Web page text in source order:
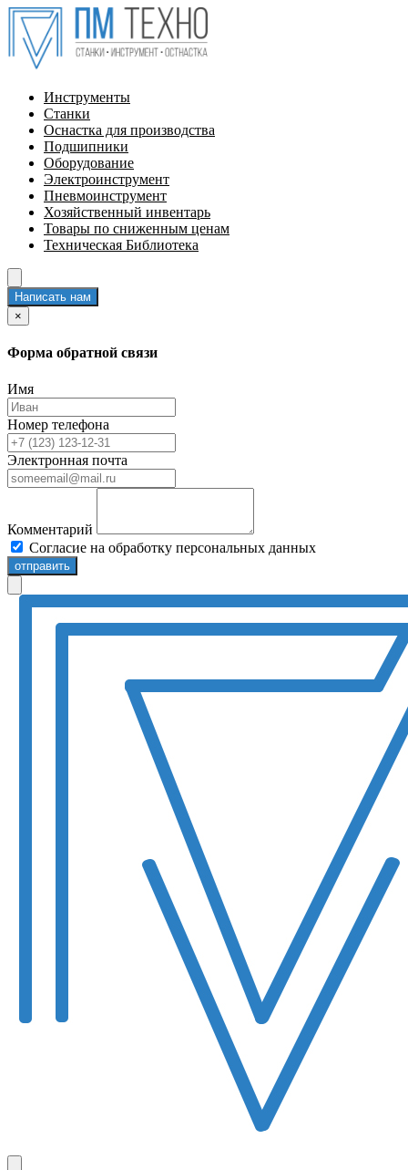
Инструменты
Станки
Оснастка для производства
Подшипники
Оборудование
Электроинструмент
Пневмоинструмент
Хозяйственный инвентарь
Товары по сниженным ценам
Техническая Библиотека
Написать нам
×
Форма обратной связи
Имя
Номер телефона
Электронная почта
Комментарий
Согласие на обработку персональных данных
отправить